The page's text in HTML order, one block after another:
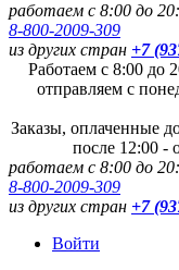
работаем с 8:00 до
8-800-2009-309
из других стран +7
Работаем с 8:00 до
отправляем с
Заказы, оплаченные
после 12:00 -
работаем с 8:00 до
8-800-2009-309
из других стран +7
Войти